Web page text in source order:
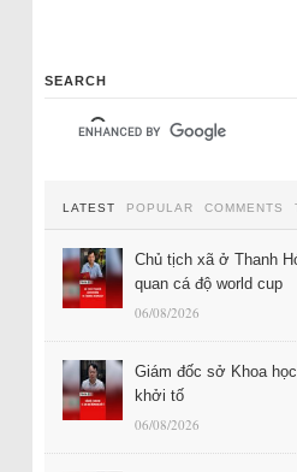
SEARCH
LATEST POPULAR COMMENTS
Chủ tịch xã ở Thanh
quan cá độ world cup
06/08/2026
Giám đốc sở Khoa
khởi tố
06/08/2026